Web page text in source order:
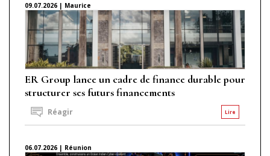
09.07.2026 | Maurice
ER Group lance un cadre de finance durable pour
structurer ses futurs financements
Lire
Réagir
06.07.2026 | Réunion